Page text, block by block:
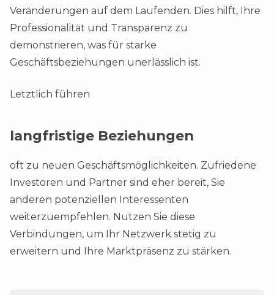
Veränderungen auf dem Laufenden. Dies hilft, Ihre
Professionalität und Transparenz zu
demonstrieren, was für starke
Geschäftsbeziehungen unerlässlich ist.
Letztlich führen
langfristige Beziehungen
oft zu neuen Geschäftsmöglichkeiten. Zufriedene
Investoren und Partner sind eher bereit, Sie
anderen potenziellen Interessenten
weiterzuempfehlen. Nutzen Sie diese
Verbindungen, um Ihr Netzwerk stetig zu
erweitern und Ihre Marktpräsenz zu stärken.